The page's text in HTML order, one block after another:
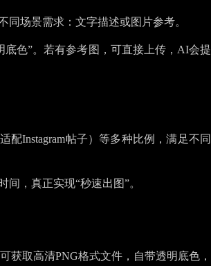
场景需求：文字描述或图片参考。
色”。若有参考图，可直接上传，AI会提
配Instagram帖子）等多种比例，满足不同
，真正实现“秒速出图”。
获取高清PNG格式文件，自带透明底色，